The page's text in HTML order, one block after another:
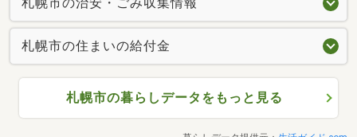
札幌市の住まいの給付金
札幌市の暮らしデータをもっと見る